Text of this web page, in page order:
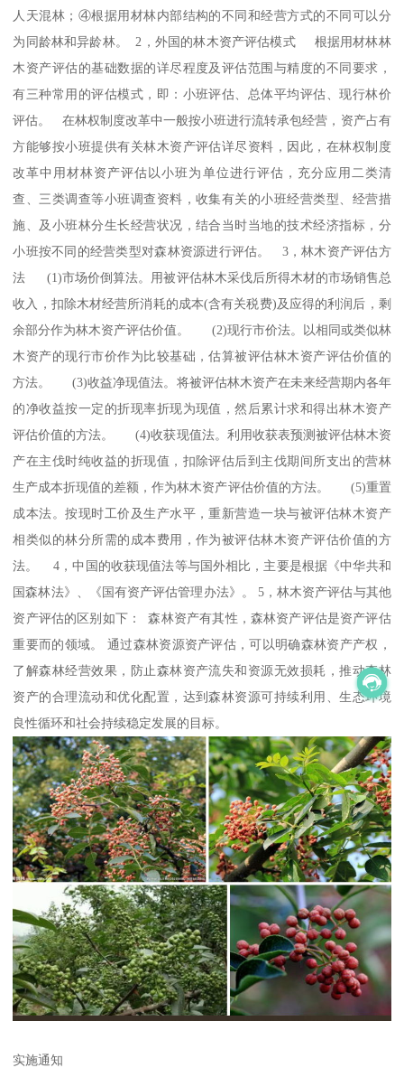
人天混林；④根据用材林内部结构的不同和经营方式的不同可以分
为同龄林和异龄林。 2，外国的林木资产评估模式 根据用材林林
木资产评估的基础数据的详尽程度及评估范围与精度的不同要求，
有三种常用的评估模式，即：小班评估、总体平均评估、现行林价
评估。 在林权制度改革中一般按小班进行流转承包经营，资产占有
方能够按小班提供有关林木资产评估详尽资料，因此，在林权制度
改革中用材林资产评估以小班为单位进行评估，充分应用二类清
查、三类调查等小班调查资料，收集有关的小班经营类型、经营措
施、及小班林分生长经营状况，结合当时当地的技术经济指标，分
小班按不同的经营类型对森林资源进行评估。 3，林木资产评估方
法 (1)市场价倒算法。用被评估林木采伐后所得木材的市场销售总
收入，扣除木材经营所消耗的成本(含有关税费)及应得的利润后，剩
余部分作为林木资产评估价值。 (2)现行市价法。以相同或类似林
木资产的现行市价作为比较基础，估算被评估林木资产评估价值的
方法。 (3)收益净现值法。将被评估林木资产在未来经营期内各年
的净收益按一定的折现率折现为现值，然后累计求和得出林木资产
评估价值的方法。 (4)收获现值法。利用收获表预测被评估林木资
产在主伐时纯收益的折现值，扣除评估后到主伐期间所支出的营林
生产成本折现值的差额，作为林木资产评估价值的方法。 (5)重置
成本法。按现时工价及生产水平，重新营造一块与被评估林木资产
相类似的林分所需的成本费用，作为被评估林木资产评估价值的方
法。 4，中国的收获现值法等与国外相比，主要是根据《中华共和
国森林法》、《国有资产评估管理办法》。 5，林木资产评估与其他
资产评估的区别如下： 森林资产有其性，森林资产评估是资产评估
重要而的领域。 通过森林资源资产评估，可以明确森林资产产权，
了解森林经营效果，防止森林资产流失和资源无效损耗，推动森林
资产的合理流动和优化配置，达到森林资源可持续利用、生态环境
良性循环和社会持续稳定发展的目标。
实施通知